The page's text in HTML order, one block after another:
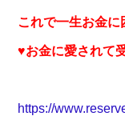
これで一生お金に
♥お金に愛されて
https://